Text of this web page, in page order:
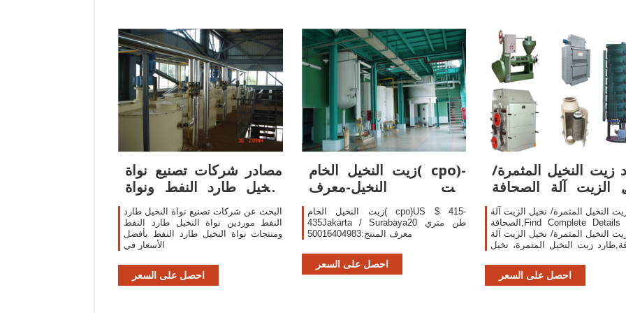
مصادر شركات تصنيع نواة
النخيل طارد النفط ونواة
النخيل طارد
البحث عن شركات تصنيع نواة النخيل طارد
النفط موردين نواة النخيل طارد النفط
ومنتجات نواة النخيل طارد النفط بأفضل
الأسعار في
احصل على السعر
زيت النخيل الخام( cpo)-
زيت النخيل-معرف
المنتج:50016404983
زيت النخيل الخام( cpo)US $ 415-
435Jakarta / Surabaya20 طن متري
معرف المنتج:50016404983
احصل على السعر
زيت النخيل المثمرة/
الزيت آلة الصحافة
Buy طارد
النخيل المثمرة/ نخيل الزيت آلة
الصحافة,Find Complete Details about
النخيل المثمرة/ نخيل الزيت آلة
زيت النخيل المثمرة، نخيل
Supplier or Manufacturer-Henan
Cereals And Oils Machinery Co.,
احصل على السعر